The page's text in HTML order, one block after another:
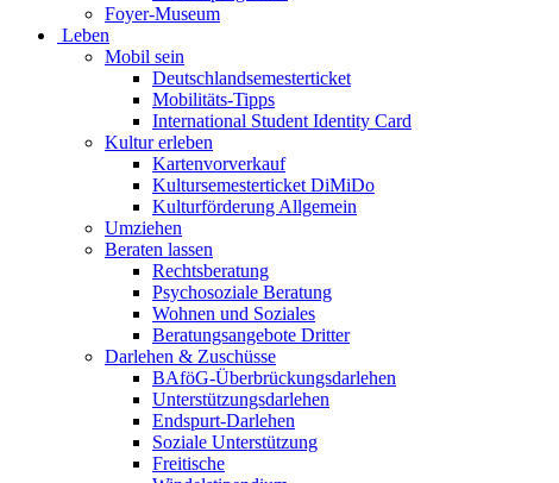
Foyer-Museum
Leben
Mobil sein
Deutschlandsemesterticket
Mobilitäts-Tipps
International Student Identity Card
Kultur erleben
Kartenvorverkauf
Kultursemesterticket DiMiDo
Kulturförderung Allgemein
Umziehen
Beraten lassen
Rechtsberatung
Psychosoziale Beratung
Wohnen und Soziales
Beratungsangebote Dritter
Darlehen & Zuschüsse
BAföG-Überbrückungsdarlehen
Unterstützungsdarlehen
Endspurt-Darlehen
Soziale Unterstützung
Freitische